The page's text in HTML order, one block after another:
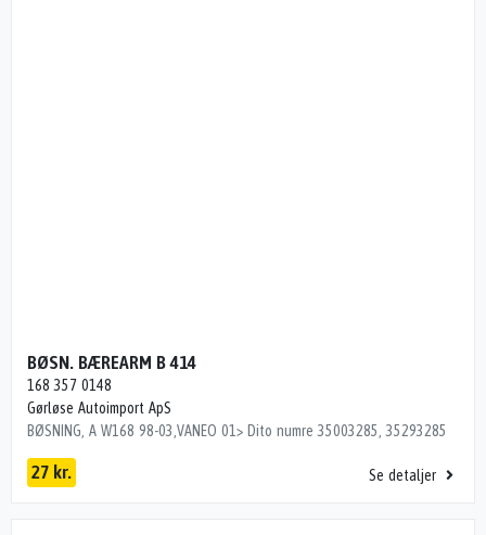
BØSN. BÆREARM B 414
168 357 0148
Gørløse Autoimport ApS
BØSNING, A W168 98-03,VANEO 01> Dito numre 35003285, 35293285
27 kr. Se detaljer